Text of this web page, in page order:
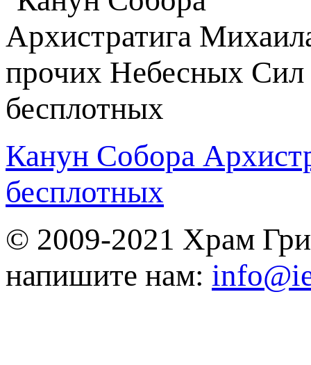
Канун Собора
бесплотных
© 2009-2021 Храм
напишите нам: